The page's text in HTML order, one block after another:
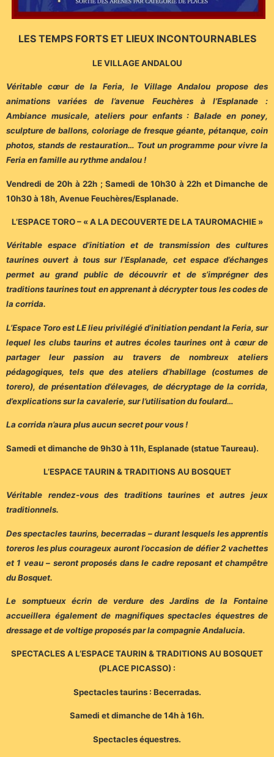
LES TEMPS FORTS ET LIEUX INCONTOURNABLES
LE VILLAGE ANDALOU
Véritable cœur de la Feria, le Village Andalou propose des
animations variées de l’avenue Feuchères à l’Esplanade :
Ambiance musicale, ateliers pour enfants : Balade en poney,
sculpture de ballons, coloriage de fresque géante, pétanque, coin
photos, stands de restauration… Tout un programme pour vivre la
Feria en famille au rythme andalou !
Vendredi de 20h à 22h ; Samedi de 10h30 à 22h et Dimanche de
10h30 à 18h, Avenue Feuchères/Esplanade.
L’ESPACE TORO – « A LA DECOUVERTE DE LA TAUROMACHIE »
Véritable espace d’initiation et de transmission des cultures
taurines ouvert à tous sur l’Esplanade, cet espace d’échanges
permet au grand public de découvrir et de s’imprégner des
traditions taurines tout en apprenant à décrypter tous les codes de
la corrida.
L’Espace Toro est LE lieu privilégié d’initiation pendant la Feria, sur
lequel les clubs taurins et autres écoles taurines ont à cœur de
partager leur passion au travers de nombreux ateliers
pédagogiques, tels que des ateliers d’habillage (costumes de
torero), de présentation d’élevages, de décryptage de la corrida,
d’explications sur la cavalerie, sur l’utilisation du foulard…
La corrida n’aura plus aucun secret pour vous !
Samedi et dimanche de 9h30 à 11h, Esplanade (statue Taureau).
L’ESPACE TAURIN & TRADITIONS AU BOSQUET
Véritable rendez-vous des traditions taurines et autres jeux
traditionnels.
Des spectacles taurins, becerradas – durant lesquels les apprentis
toreros les plus courageux auront l’occasion de défier 2 vachettes
et 1 veau – seront proposés dans le cadre reposant et champêtre
du Bosquet.
Le somptueux écrin de verdure des Jardins de la Fontaine
accueillera également de magnifiques spectacles équestres de
dressage et de voltige proposés par la compagnie Andalucia.
SPECTACLES A L’ESPACE TAURIN & TRADITIONS AU BOSQUET
(PLACE PICASSO) :
Spectacles taurins : Becerradas.
Samedi et dimanche de 14h à 16h.
Spectacles équestres.